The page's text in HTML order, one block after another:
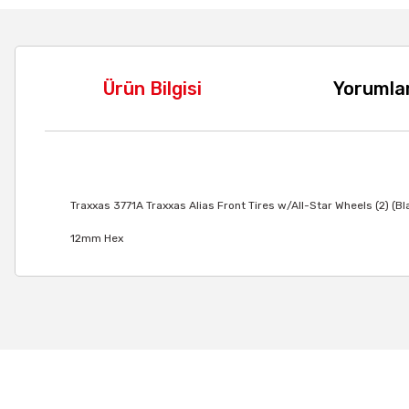
Ürün Bilgisi
Traxxas 3771A Traxxas Alias Front Tires w/All-Star Wheels (2)
12mm Hex